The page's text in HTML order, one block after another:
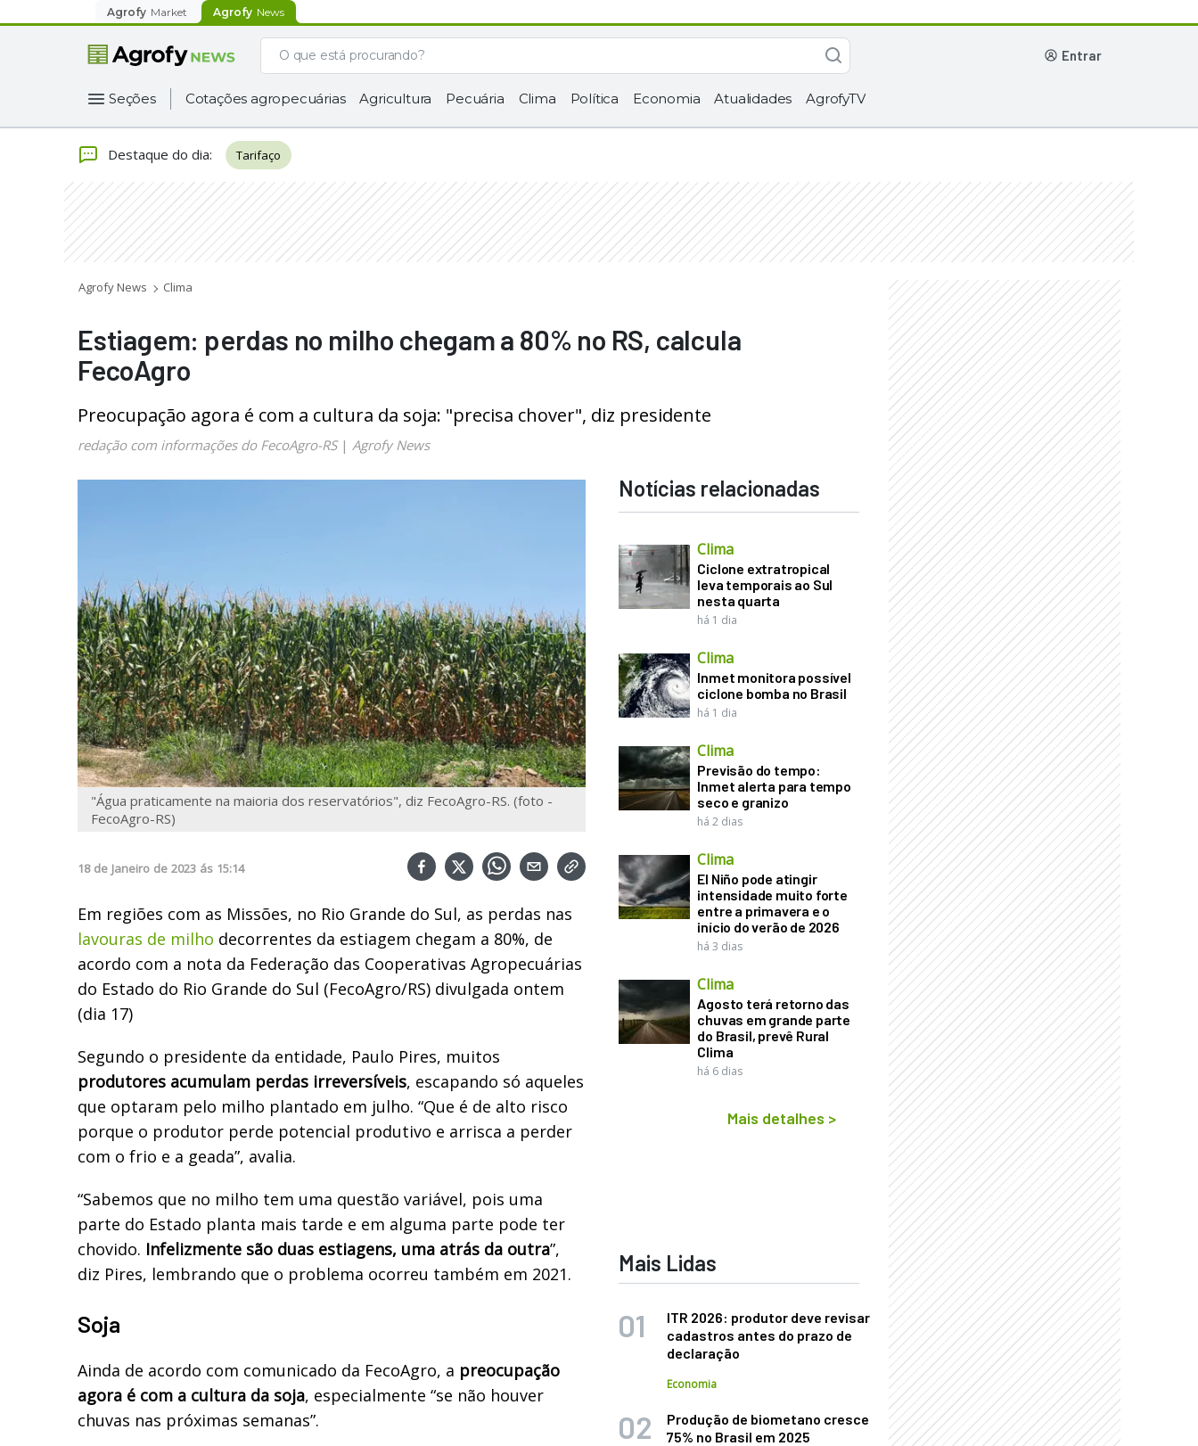
Agrofy Market Agrofy News
entrar
Seções Cotações agropecuárias Agricultura Pecuária Clima Política Economia Atualidades AgrofyTV
Destaque do dia: Tarifaço
Agrofy News Clima
Estiagem: perdas no milho chegam a 80% no RS, calcula
FecoAgro
Preocupação agora é com a cultura da soja: "precisa chover", diz presidente
redação com informações do FecoAgro-RS| Agrofy News
"Água praticamente na maioria dos reservatórios", diz FecoAgro-RS. (foto -
FecoAgro-RS)
18 de Janeiro de 2023 ás 15:14
Em regiões com as Missões, no Rio Grande do Sul, as perdas nas
lavouras de milho decorrentes da estiagem chegam a 80%, de
acordo com a nota da Federação das Cooperativas Agropecuárias
do Estado do Rio Grande do Sul (FecoAgro/RS) divulgada ontem
(dia 17)
Segundo o presidente da entidade, Paulo Pires, muitos
produtores acumulam perdas irreversíveis, escapando só aqueles
que optaram pelo milho plantado em julho. “Que é de alto risco
porque o produtor perde potencial produtivo e arrisca a perder
com o frio e a geada”, avalia.
“Sabemos que no milho tem uma questão variável, pois uma
parte do Estado planta mais tarde e em alguma parte pode ter
chovido. Infelizmente são duas estiagens, uma atrás da outra”,
diz Pires, lembrando que o problema ocorreu também em 2021.
Soja
Ainda de acordo com comunicado da FecoAgro, a preocupação
agora é com a cultura da soja, especialmente “se não houver
chuvas nas próximas semanas”.
Notícias relacionadas
Clima
Ciclone extratropical
leva temporais ao Sul
nesta quarta
há 1 dia
Clima
Inmet monitora possível
ciclone bomba no Brasil
há 1 dia
Clima
Previsão do tempo:
Inmet alerta para tempo
seco e granizo
há 2 dias
Clima
El Niño pode atingir
intensidade muito forte
entre a primavera e o
início do verão de 2026
há 3 dias
Clima
Agosto terá retorno das
chuvas em grande parte
do Brasil, prevê Rural
Clima
há 6 dias
Mais detalhes >
Mais Lidas
ITR 2026: produtor deve revisar
cadastros antes do prazo de
declaração
Economia
Produção de biometano cresce
75% no Brasil em 2025